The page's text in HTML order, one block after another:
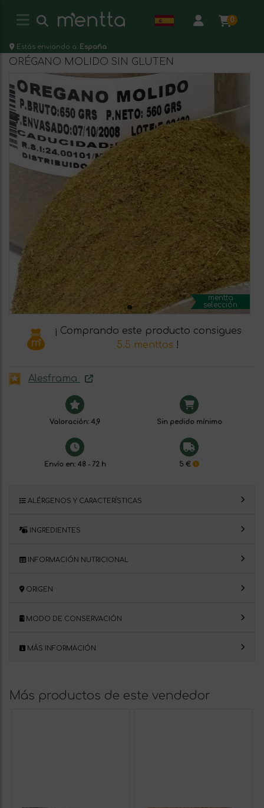
0
Estás enviando a: España
ORÉGANO MOLIDO SIN GLUTEN
mentta
selección
¡ Comprando este producto consigues
5.5 menttos !
Alesframa
Valoración: 4,9 Sin pedido mínimo
Envío en: 48 - 72 h 5 €
ALÉRGENOS Y CARACTERÍSTICAS
INGREDIENTES
INFORMACIÓN NUTRICIONAL
ORIGEN
MODO DE CONSERVACIÓN
MÁS INFORMACIÓN
Más productos de este vendedor